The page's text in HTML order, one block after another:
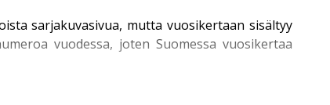
sarjakuvasivua, mutta vuosikertaan sisältyy
vuodessa, joten Suomessa vuosikertaa